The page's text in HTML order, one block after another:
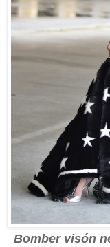
Bomber visón